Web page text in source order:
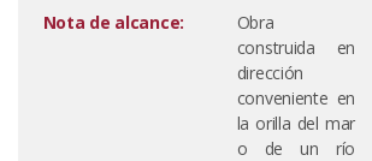
Nota de alcance:
Obra
construida en
dirección
conveniente en
la orilla del mar
o de un río